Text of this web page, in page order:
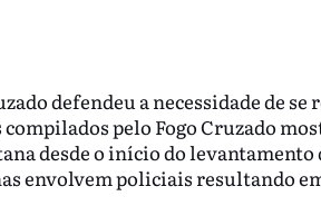
defendeu a necessidade de se
pelo Fogo Cruzado
desde o início do levantamento
envolvem policiais resultando